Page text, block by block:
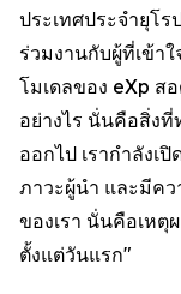
ประเทศประจำยุโร
ร่วมงานกับผู้ที่เข้า
โมเดลของ eXp ส
อย่างไร นั่นคือสิ่ง
ออกไป เรากำลังเ
ภาวะผู้นำ และมีค
ของเรา นั่นคือเหตุ
ตั้งแต่วันแรก"